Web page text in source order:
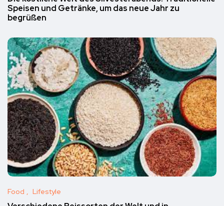
Speisen und Getränke, um das neue Jahr zu
begrüßen
Food Lifestyle